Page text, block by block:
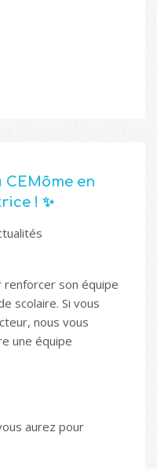
CEMôme en
! ✨
renforcer son équipe
scolaire. Si vous
nous vous
une équipe
aurez pour